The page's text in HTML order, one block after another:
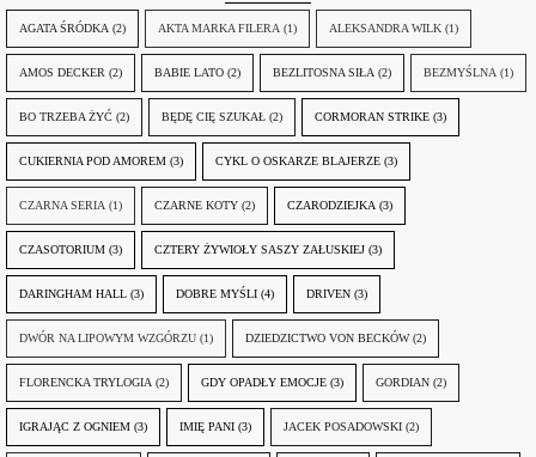
AGATA ŚRÓDKA (2) AKTA MARKA FILERA (1) ALEKSANDRA WILK (1)
AMOS DECKER (2) BABIE LATO (2) BEZLITOSNA SIŁA (2) BEZMYŚLNA (1)
BO TRZEBA ŻYĆ (2) BĘDĘ CIĘ SZUKAŁ (2) CORMORAN STRIKE (3)
CUKIERNIA POD AMOREM (3) CYKL O OSKARZE BLAJERZE (3)
CZARNA SERIA (1) CZARNE KOTY (2) CZARODZIEJKA (3)
CZASOTORIUM (3) CZTERY ŻYWIOŁY SASZY ZAŁUSKIEJ (3)
DARINGHAM HALL (3) DOBRE MYŚLI (4) DRIVEN (3)
DWÓR NA LIPOWYM WZGÓRZU (1) DZIEDZICTWO VON BECKÓW (2)
FLORENCKA TRYLOGIA (2) GDY OPADŁY EMOCJE (3) GORDIAN (2)
IGRAJĄC Z OGNIEM (3) IMIĘ PANI (3) JACEK POSADOWSKI (2)